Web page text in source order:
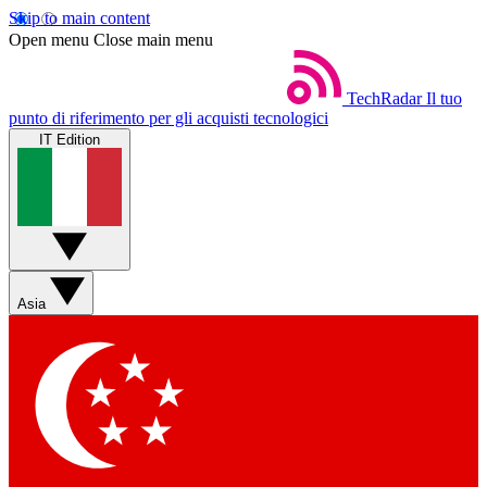
Skip to main content
Open menu Close main menu
TechRadar Il tuo
punto di riferimento per gli acquisti tecnologici
IT Edition
Asia